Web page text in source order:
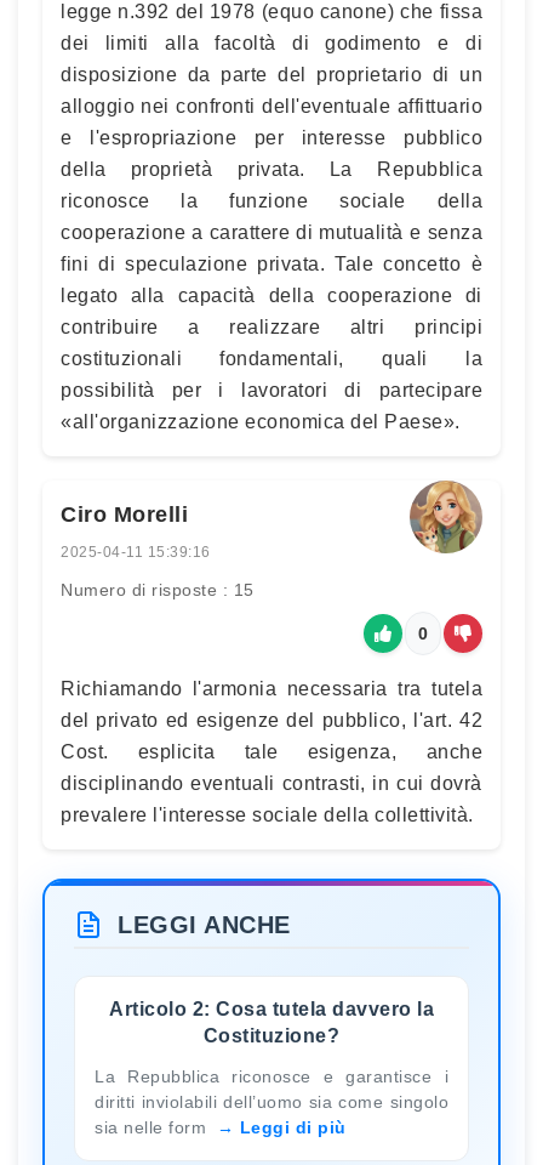
legge n.392 del 1978 (equo canone) che fissa
dei limiti alla facoltà di godimento e di
disposizione da parte del proprietario di un
alloggio nei confronti dell'eventuale affittuario
e l'espropriazione per interesse pubblico
della proprietà privata. La Repubblica
riconosce la funzione sociale della
cooperazione a carattere di mutualità e senza
fini di speculazione privata. Tale concetto è
legato alla capacità della cooperazione di
contribuire a realizzare altri principi
costituzionali fondamentali, quali la
possibilità per i lavoratori di partecipare
«all'organizzazione economica del Paese».
Ciro Morelli
2025-04-11 15:39:16
Numero di risposte : 15
0
Richiamando l'armonia necessaria tra tutela
del privato ed esigenze del pubblico, l'art. 42
Cost. esplicita tale esigenza, anche
disciplinando eventuali contrasti, in cui dovrà
prevalere l'interesse sociale della collettività.
LEGGI ANCHE
Articolo 2: Cosa tutela davvero la
Costituzione?
La Repubblica riconosce e garantisce i
diritti inviolabili dell’uomo sia come singolo
sia nelle form
Leggi di più